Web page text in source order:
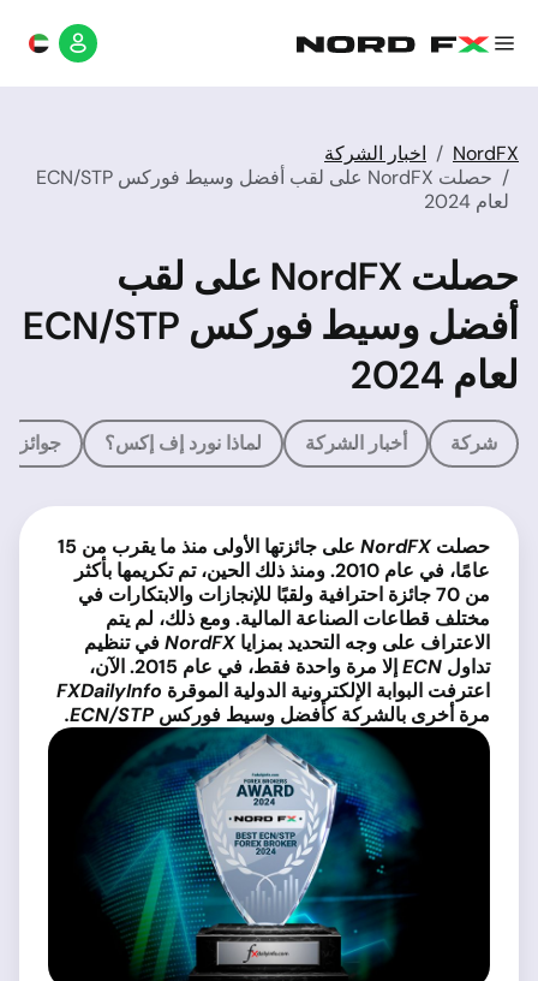
NordFX
اخبار الشركة
حصلت NordFX على لقب أفضل وسيط فوركس ECN/STP
لعام 2024
حصلت NordFX على لقب
أفضل وسيط فوركس ECN/STP
لعام 2024
شركة أخبار الشركة لماذا نورد إف إكس؟ جوائز
حصلت
على جائزتها الأولى منذ ما يقرب من 15
عامًا، في عام 2010. ومنذ ذلك الحين، تم تكريمها بأكثر
من 70 جائزة احترافية ولقبًا للإنجازات والابتكارات في
مختلف قطاعات الصناعة المالية. ومع ذلك، لم يتم
الاعتراف على وجه التحديد بمزايا
في تنظيم
تداول
إلا مرة واحدة فقط، في عام 2015. الآن،
اعترفت البوابة الإلكترونية الدولية الموقرة
مرة أخرى بالشركة كأفضل وسيط فوركس